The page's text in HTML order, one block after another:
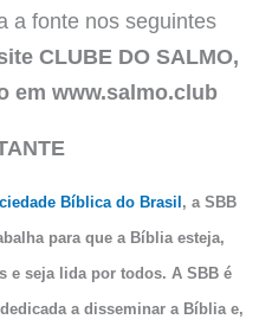
a fonte nos seguintes
CLUBE DO SALMO,
em www.salmo.club
Bíblica do Brasil , a SBB
para que a Bíblia esteja,
e seja lida por todos. A SBB é
a disseminar a Bíblia e,